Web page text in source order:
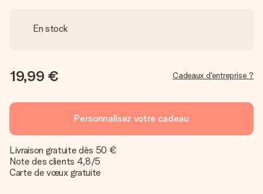
En stock
19,99 € Cadeaux d'entreprise ?
Personnalisez votre cadeau
Livraison gratuite dès 50 €
Note des clients 4,8/5
Carte de vœux gratuite